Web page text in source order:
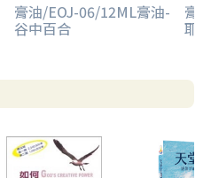
膏油/EOJ-06/12ML膏油-
谷中百合
膏
耶